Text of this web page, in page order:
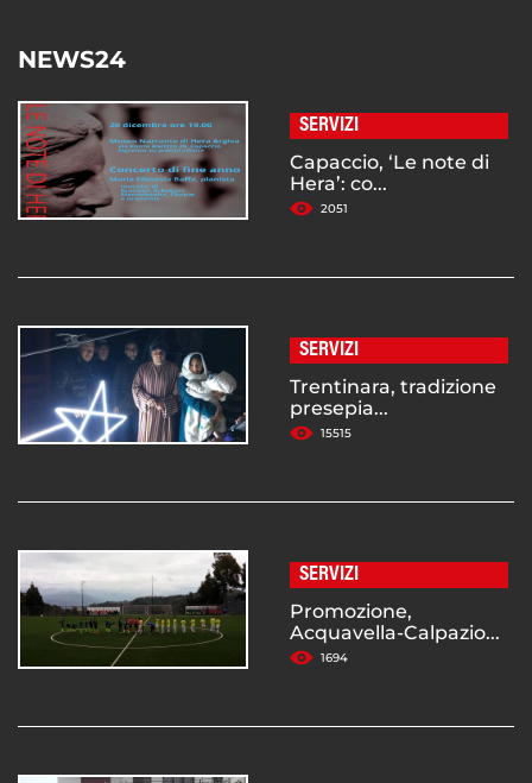
NEWS24
SERVIZI
Capaccio, ‘Le note di
Hera’: co...
2051
SERVIZI
Trentinara, tradizione
presepia...
15515
SERVIZI
Promozione,
Acquavella-Calpazio...
1694